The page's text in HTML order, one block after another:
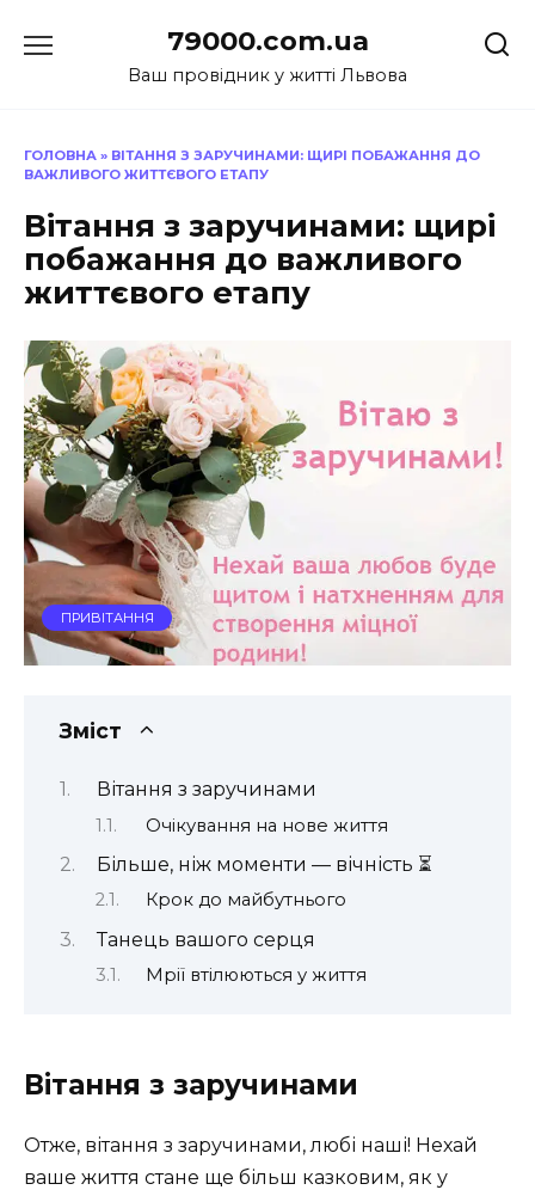
до
79000.com.ua
Ваш провідник у житті Львова
ГОЛОВНА » ВІТАННЯ З ЗАРУЧИНАМИ: ЩИРІ ПОБАЖАННЯ ДО
ВАЖЛИВОГО ЖИТТЄВОГО ЕТАПУ
Вітання з заручинами: щирі
побажання до важливого
життєвого етапу
ПРИВІТАННЯ
Зміст
Вітання з заручинами
Очікування на нове життя
Більше, ніж моменти — вічність ⏳
Крок до майбутнього
Танець вашого серця
Мрії втілюються у життя
Вітання з заручинами
Отже, вітання з заручинами, любі наші! Нехай
ваше життя стане ще більш казковим, як у